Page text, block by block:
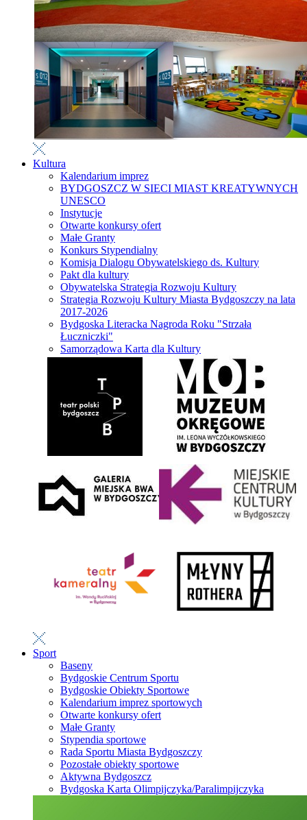
Kultura
Kalendarium imprez
BYDGOSZCZ W SIECI MIAST KREATYWNYCH
UNESCO
Instytucje
Otwarte konkursy ofert
Małe Granty
Konkurs Stypendialny
Komisja Dialogu Obywatelskiego ds. Kultury
Pakt dla kultury
Obywatelska Strategia Rozwoju Kultury
Strategia Rozwoju Kultury Miasta Bydgoszczy na lata
2017-2026
Bydgoska Literacka Nagroda Roku "Strzała
Łuczniczki"
Samorządowa Karta dla Kultury
Sport
Baseny
Bydgoskie Centrum Sportu
Bydgoskie Obiekty Sportowe
Kalendarium imprez sportowych
Otwarte konkursy ofert
Małe Granty
Stypendia sportowe
Rada Sportu Miasta Bydgoszczy
Pozostałe obiekty sportowe
Aktywna Bydgoszcz
Bydgoska Karta Olimpijczyka/Paralimpijczyka